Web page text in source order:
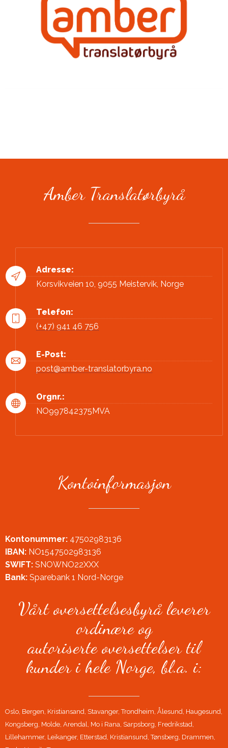
Amber Translatørbyrå
Adresse:
Korsvikveien 10, 9055 Meistervik, Norge
Telefon:
(+47) 941 46 756
E-Post:
post@amber-translatorbyra.no
Orgnr.:
NO997842375MVA
Kontoinformasjon
Kontonummer: 47502983136
IBAN: NO1547502983136
SWIFT: SNOWNO22XXX
Bank: Sparebank 1 Nord-Norge
Vårt oversettelsesbyrå leverer
ordinære og
autoriserte oversettelser til
kunder i hele Norge, bl.a. i:
Oslo, Bergen, Kristiansand, Stavanger, Trondheim, Ålesund, Haugesund,
Kongsberg, Molde, Arendal, Mo i Rana, Sarpsborg, Fredrikstad,
Lillehammer, Leikanger, Etterstad, Kristiansund, Tønsberg, Drammen,